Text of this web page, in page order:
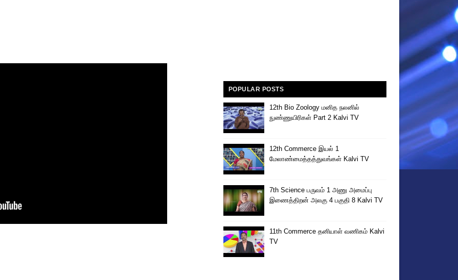
POPULAR POSTS
12th Bio Zoology மனித நலனில்
நுண்ணுயிரிகள் Part 2 Kalvi TV
12th Commerce இயல் 1
மேலாண்மைத்தத்துவங்கள் Kalvi TV
7th Science பருவம் 1 அணு அமைப்பு
இணைத்திறன் அலகு 4 பகுதி 8 Kalvi TV
11th Commerce தனியாள் வணிகம் Kalvi
TV